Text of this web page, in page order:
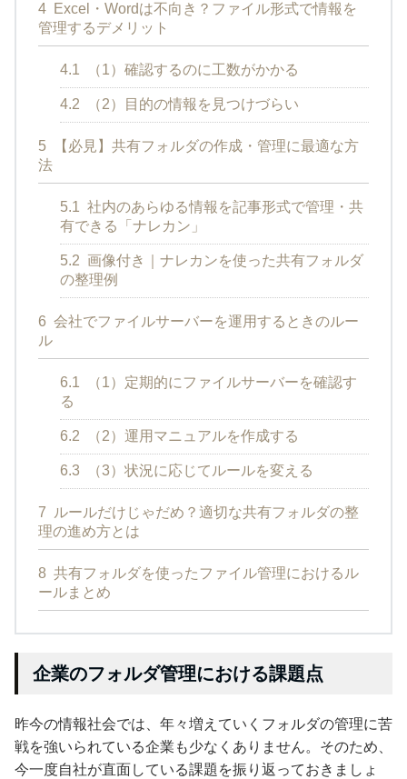
4 Excel・Wordは不向き？ファイル形式で情報を
管理するデメリット
4.1 （1）確認するのに工数がかかる
4.2 （2）目的の情報を見つけづらい
5
【必見】共有フォルダの作成・管理に最適な方
法
5.1 社内のあらゆる情報を記事形式で管理・共
有できる「ナレカン」
5.2 画像付き｜ナレカンを使った共有フォルダ
の整理例
6 会社でファイルサーバーを運用するときのルー
ル
6.1
（1）定期的にファイルサーバーを確認す
る
6.2 （2）運用マニュアルを作成する
6.3 （3）状況に応じてルールを変える
7
ルールだけじゃだめ？適切な共有フォルダの整
理の進め方とは
8 共有フォルダを使ったファイル管理におけるル
ールまとめ
企業のフォルダ管理における課題点
昨今の情報社会では、年々増えていくフォルダの管理に苦
戦を強いられている企業も少なくありません。そのため、
今一度自社が直面している課題を振り返っておきましょ